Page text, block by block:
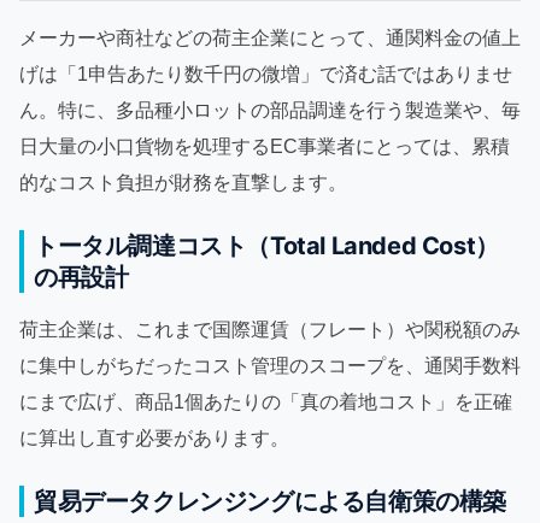
メーカーや商社などの荷主企業にとって、通関料金の値上
げは「1申告あたり数千円の微増」で済む話ではありませ
ん。特に、多品種小ロットの部品調達を行う製造業や、毎
日大量の小口貨物を処理するEC事業者にとっては、累積
的なコスト負担が財務を直撃します。
トータル調達コスト（Total Landed Cost）
の再設計
荷主企業は、これまで国際運賃（フレート）や関税額のみ
に集中しがちだったコスト管理のスコープを、通関手数料
にまで広げ、商品1個あたりの「真の着地コスト」を正確
に算出し直す必要があります。
貿易データクレンジングによる自衛策の構築